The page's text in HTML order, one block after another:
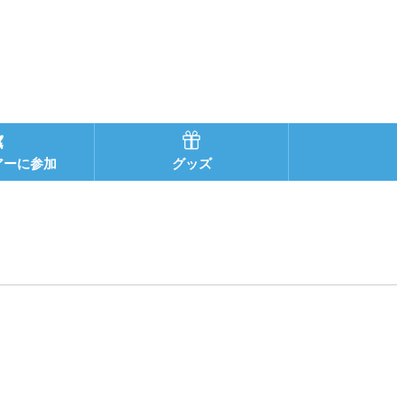
に参加 グッズ